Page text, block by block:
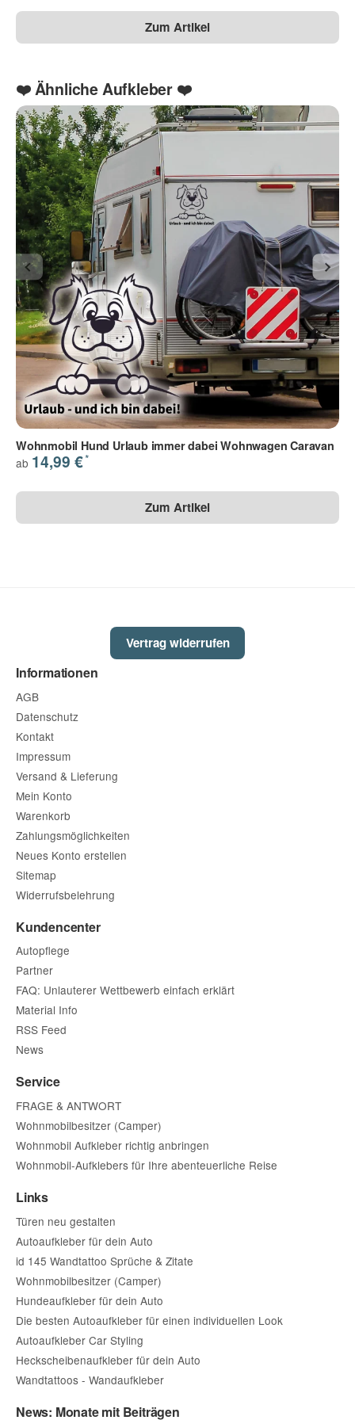
Die Datenschutzbestimmungen habe ich zur Kenntnis
genommen.(Lesen)
(* = Pflichtfelder)
Bitte beachten Sie unsere Datenschutzerklärung
Frage abschicken
Zum Artikel
❤️ Ähnliche Aufkleber ❤️
Wohnmobil Hund Urlaub immer dabei Wohnwagen Caravan
ab 14,99 €*
Zum Artikel
Vertrag widerrufen
Informationen
AGB
Datenschutz
Kontakt
Impressum
Versand & Lieferung
Mein Konto
Warenkorb
Zahlungsmöglichkeiten
Neues Konto erstellen
Sitemap
Widerrufsbelehrung
Kundencenter
Autopflege
Partner
FAQ: Unlauterer Wettbewerb einfach erklärt
Material Info
RSS Feed
News
Service
FRAGE & ANTWORT
Wohnmobilbesitzer (Camper)
Wohnmobil Aufkleber richtig anbringen
Wohnmobil-Aufklebers für Ihre abenteuerliche Reise
Links
Türen neu gestalten
Autoaufkleber für dein Auto
id 145 Wandtattoo Sprüche & Zitate
Wohnmobilbesitzer (Camper)
Hundeaufkleber für dein Auto
Die besten Autoaufkleber für einen individuellen Look
Autoaufkleber Car Styling
Heckscheibenaufkleber für dein Auto
Wandtattoos - Wandaufkleber
News: Monate mit Beiträgen